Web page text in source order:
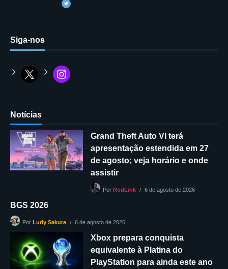
Siga-nos
Notícias
Grand Theft Auto VI terá
apresentação estendida em 27
de agosto; veja horário e onde
assistir
Por RodLink 6 de agosto de 2026
BGS 2026
Por Ludy Sakura 6 de agosto de 2026
Xbox prepara conquista
equivalente à Platina do
PlayStation para ainda este ano